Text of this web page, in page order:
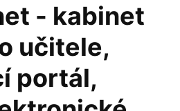
- kabinet
učitele,
portál,